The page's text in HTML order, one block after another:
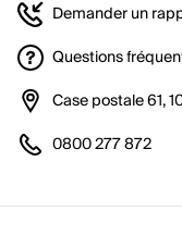
Demander un
Questions
Case postale 61,
0800 277 872